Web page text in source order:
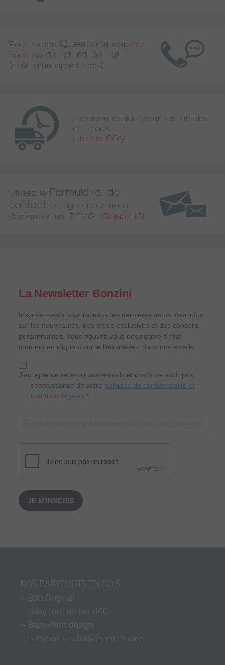
Pour toutes Questions appelez-
nous au 01 43 60 34 46
(coût d'un appel local)
Livraison rapide pour les articles
en stock
Lire les CGV
Utilisez le Formulaire de
contact en ligne pour nous
demander un DEVIS.
Cliquez ICI
La Newsletter Bonzini
Inscrivez-vous pour recevoir les dernières actus, des infos
sur les nouveautés, des offres exclusives et des conseils
personnalisés. Vous pouvez vous désinscrire à tout
moment en cliquant sur le lien présent dans nos emails.
J'accepte de recevoir vos e-mails et confirme avoir pris
connaissance de votre politique de confidentialité et
mentions légales.
JE M'INSCRIS
NOS BABYFOOTS EN BOIS
– B90 Original
– Baby foot de bar B60
– Baby-foot design
– Babyfoots fabriqués en France